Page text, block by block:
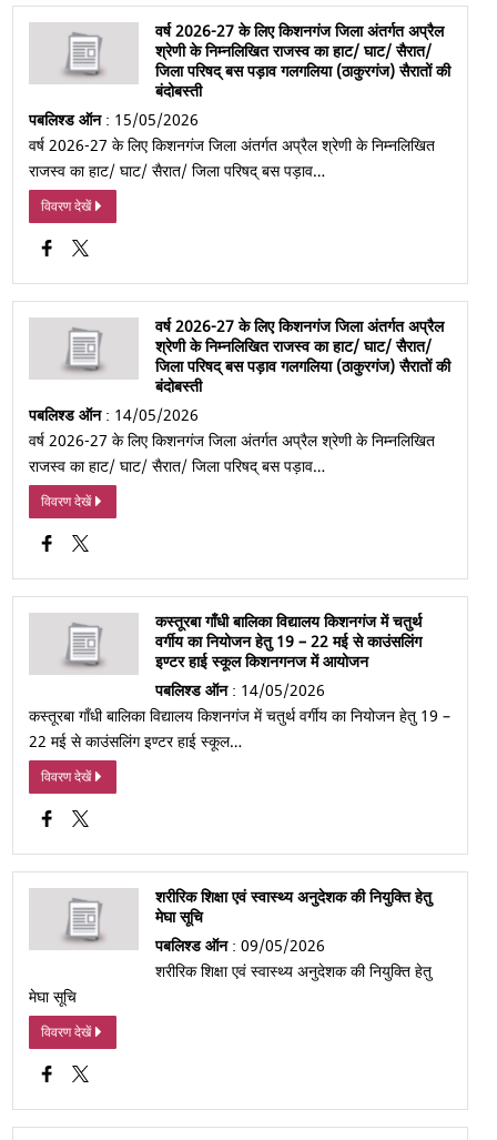
वर्ष 2026-27 के लिए किशनगंज जिला अंतर्गत अप्रैल
श्रेणी के निम्नलिखित राजस्व का हाट/ घाट/ सैरात/
जिला परिषद् बस पड़ाव गलगलिया (ठाकुरगंज) सैरातों की
बंदोबस्ती
पबलिश्ड ऑन: 15/05/2026
वर्ष 2026-27 के लिए किशनगंज जिला अंतर्गत अप्रैल श्रेणी के निम्नलिखित
राजस्व का हाट/ घाट/ सैरात/ जिला परिषद् बस पड़ाव…
विवरण देखें
वर्ष 2026-27 के लिए किशनगंज जिला अंतर्गत अप्रैल
श्रेणी के निम्नलिखित राजस्व का हाट/ घाट/ सैरात/
जिला परिषद् बस पड़ाव गलगलिया (ठाकुरगंज) सैरातों की
बंदोबस्ती
पबलिश्ड ऑन: 14/05/2026
वर्ष 2026-27 के लिए किशनगंज जिला अंतर्गत अप्रैल श्रेणी के निम्नलिखित
राजस्व का हाट/ घाट/ सैरात/ जिला परिषद् बस पड़ाव…
विवरण देखें
कस्तूरबा गाँधी बालिका विद्यालय किशनगंज में चतुर्थ
वर्गीय का नियोजन हेतु 19 – 22 मई से काउंसलिंग
इण्टर हाई स्कूल किशनगनज में आयोजन
पबलिश्ड ऑन: 14/05/2026
कस्तूरबा गाँधी बालिका विद्यालय किशनगंज में चतुर्थ वर्गीय का नियोजन हेतु 19 –
22 मई से काउंसलिंग इण्टर हाई स्कूल…
विवरण देखें
शरीरिक शिक्षा एवं स्वास्थ्य अनुदेशक की नियुक्ति हेतु
मेघा सूचि
पबलिश्ड ऑन: 09/05/2026
शरीरिक शिक्षा एवं स्वास्थ्य अनुदेशक की नियुक्ति हेतु
मेघा सूचि
विवरण देखें